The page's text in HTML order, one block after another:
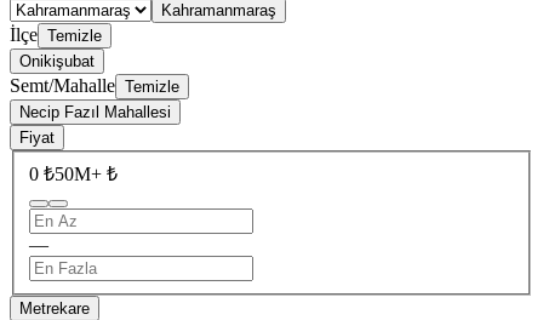
Kahramanmaraş
İlçe Temizle
Onikişubat
Semt/Mahalle Temizle
Necip Fazıl Mahallesi
Fiyat
0 ₺50M+ ₺
—
Metrekare